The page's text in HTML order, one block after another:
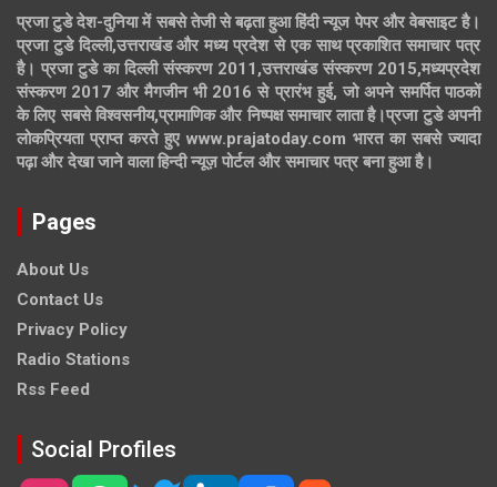
प्रजा टुडे देश-दुनिया में सबसे तेजी से बढ़ता हुआ हिंदी न्यूज पेपर और वेबसाइट है।
प्रजा टुडे दिल्ली,उत्तराखंड और मध्य प्रदेश से एक साथ प्रकाशित समाचार पत्र
है। प्रजा टुडे का दिल्ली संस्करण 2011,उत्तराखंड संस्करण 2015,मध्यप्रदेश
संस्करण 2017 और मैगजीन भी 2016 से प्रारंभ हुई, जो अपने समर्पित पाठकों
के लिए सबसे विश्वसनीय,प्रामाणिक और निष्पक्ष समाचार लाता है।प्रजा टुडे अपनी
लोकप्रियता प्राप्त करते हुए www.prajatoday.com भारत का सबसे ज्यादा
पढ़ा और देखा जाने वाला हिन्दी न्यूज़ पोर्टल और समाचार पत्र बना हुआ है।
Pages
About Us
Contact Us
Privacy Policy
Radio Stations
Rss Feed
Social Profiles